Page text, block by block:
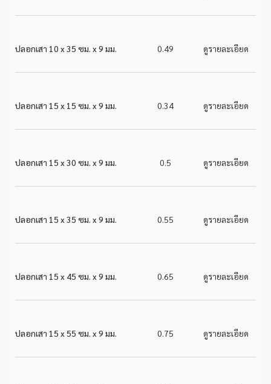
ปลอกเสา 10 x 35 ซม. x 9 มม. 0.49 ดูรายละเอียด
ปลอกเสา 15 x 15 ซม. x 9 มม. 0.34 ดูรายละเอียด
ปลอกเสา 15 x 30 ซม. x 9 มม. 0.5 ดูรายละเอียด
ปลอกเสา 15 x 35 ซม. x 9 มม. 0.55 ดูรายละเอียด
ปลอกเสา 15 x 45 ซม. x 9 มม. 0.65 ดูรายละเอียด
ปลอกเสา 15 x 55 ซม. x 9 มม. 0.75 ดูรายละเอียด